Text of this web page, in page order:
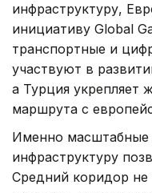
инфраструктуру,
инициативу Global
транспортные и
участвуют в
а Турция укрепляет
маршрута с
Именно масштабные
инфраструктуру
Средний коридор не